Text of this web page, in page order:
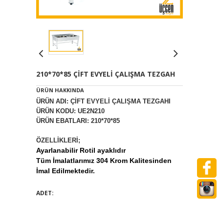
210*70*85 ÇİFT EVYELİ ÇALIŞMA TEZGAH
ÜRÜN HAKKINDA
ÜRÜN ADI: ÇİFT EVYELİ ÇALIŞMA TEZGAHI
ÜRÜN KODU: UE2N210
ÜRÜN EBATLARI: 210*70*85
ÖZELLİKLERİ;
Ayarlanabilir Rotil ayaklıdır
Tüm İmalatlarımız 304 Krom Kalitesinden
İmal Edilmektedir.
ADET: